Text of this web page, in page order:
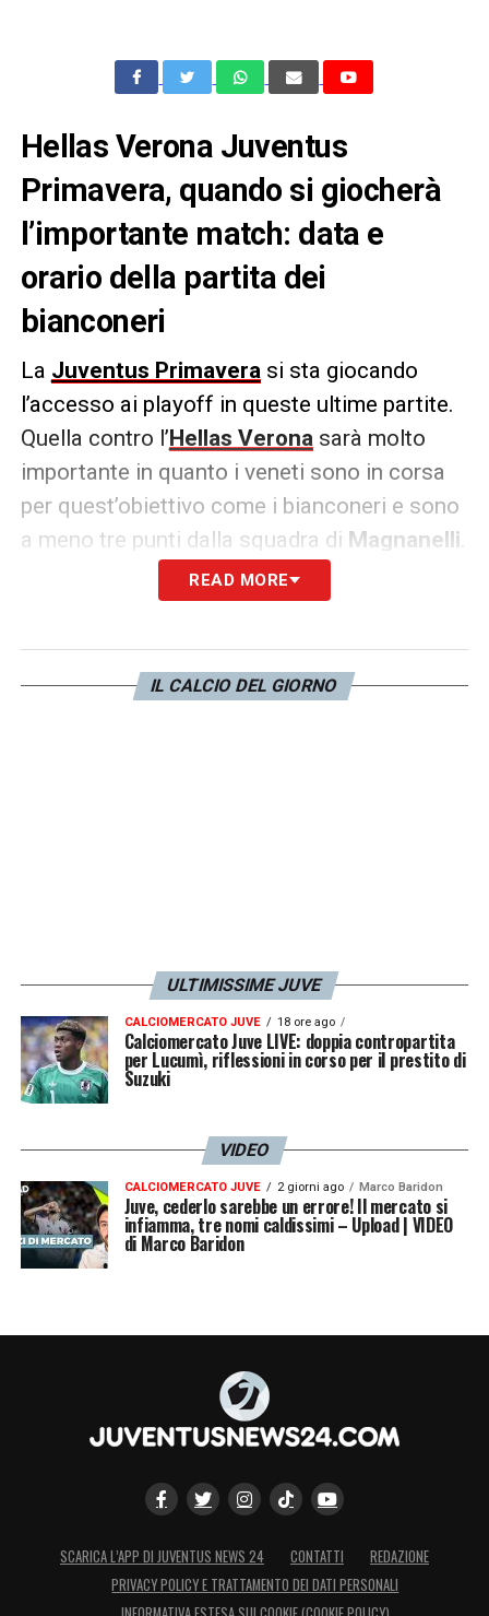
Hellas Verona Juventus
Primavera, quando si giocherà
l’importante match: data e
orario della partita dei
bianconeri
La Juventus Primaverasi sta giocando
l’accesso ai playoff in queste ultime partite.
Quella contro l’Hellas Veronasarà molto
importante in quanto i veneti sono in corsa
per quest’obiettivo come i bianconeri e sono
a meno tre punti dalla squadra di Magnanelli
Sono ufficiali data e orario della sfida:
sbagliare e che sarà sicuramente
READ MORE
IL CALCIO DEL GIORNO
ULTIMISSIME JUVE
CALCIOMERCATO JUVE 18 ore ago
Calciomercato Juve LIVE: doppia contropartita
per Lucumì, riflessioni in corso per il prestito di
Suzuki
VIDEO
CALCIOMERCATO JUVE 2 giorni ago Marco Baridon
Juve, cederlo sarebbe un errore! Il mercato si
infiamma, tre nomi caldissimi – Upload | VIDEO
di Marco Baridon
SCARICA L’APP DI JUVENTUS NEWS 24 CONTATTI
REDAZIONE
PRIVACY POLICY E TRATTAMENTO DEI DATI PERSONALI